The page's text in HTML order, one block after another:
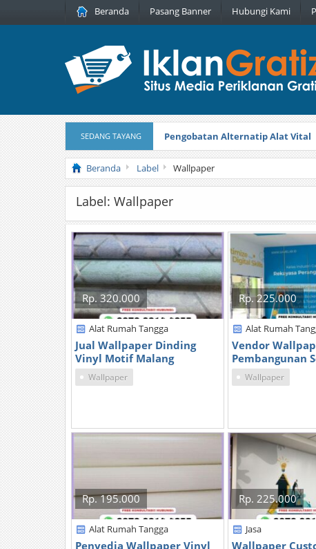
Beranda Pasang Banner Hubungi Kami
SEDANG TAYANG Pengobatan Alternatip Alat Vital
Pita Cantik Pesona
Beranda Label Wallpaper
Label: Wallpaper
Rp. 320.000
Alat Rumah Tangga
Jual Wallpaper Dinding
Vinyl Motif Malang
Wallpaper
Rp. 225.000
Alat Rumah
Vendor
Pembangunan
Wallpaper
Rp. 195.000
Alat Rumah Tangga
Penyedia Wallpaper Vinyl
Rp. 225.000
Jasa
Wallpaper